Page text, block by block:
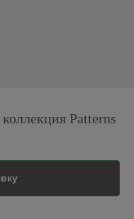
Patterns